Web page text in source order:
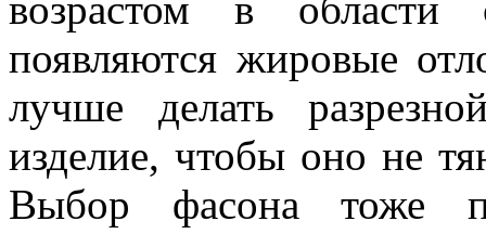
появляются жировые
лучше делать
изделие, чтобы оно не
Выбор фасона тоже